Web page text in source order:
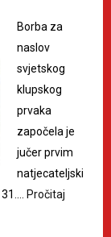
Borba za
naslov
svjetskog
klupskog
prvaka
započela je
jučer prvim
natjecateljski
Pročitaj